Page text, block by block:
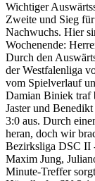
Wichtiger
Zweite und Sieg
Nachwuchs. Hier
Wochenende:
Durch den
der Westfalenliga
vom Spielverlauf
Damian Biniek traf
Jaster und
3:0 aus. Durch
heran, doch wir
Bezirksliga DSC II
Maxim Jung,
Minute-Treffer